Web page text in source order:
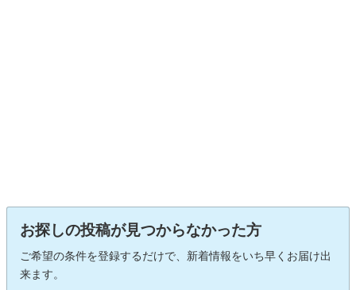
お探しの投稿が見つからなかった方
ご希望の条件を登録するだけで、新着情報をいち早くお届け出
来ます。